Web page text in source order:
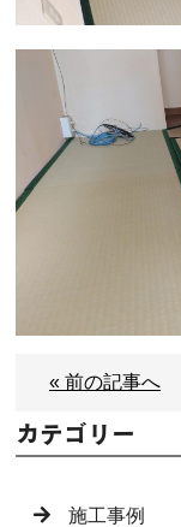
« 前の記事へ
カテゴリー
施工事例